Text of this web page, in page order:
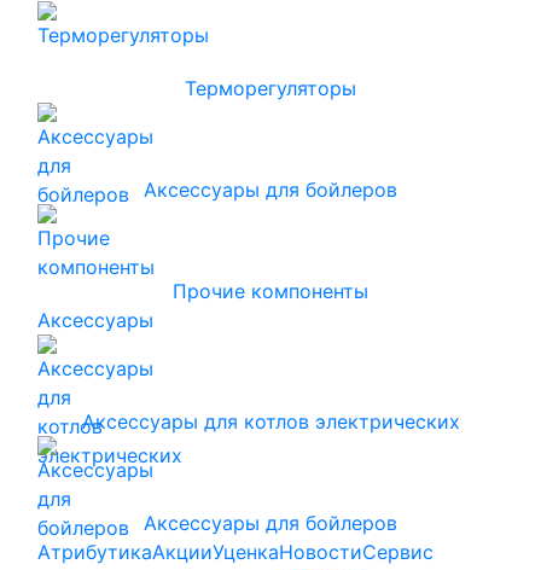
Терморегуляторы
Аксессуары для бойлеров
Прочие компоненты
Аксессуары
Аксессуары для котлов электрических
Аксессуары для бойлеров
АтрибутикаАкцииУценкаНовостиСервис